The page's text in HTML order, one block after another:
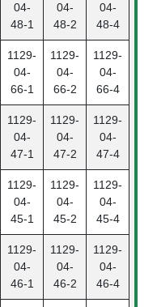
04-
48-1
04-
48-2
04-
48-4
1129-
04-
66-1
1129-
04-
66-2
1129-
04-
66-4
1129-
04-
47-1
1129-
04-
47-2
1129-
04-
47-4
1129-
04-
45-1
1129-
04-
45-2
1129-
04-
45-4
1129-
04-
46-1
1129-
04-
46-2
1129-
04-
46-4